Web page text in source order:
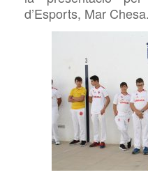
d’Esports, Mar Chesa.